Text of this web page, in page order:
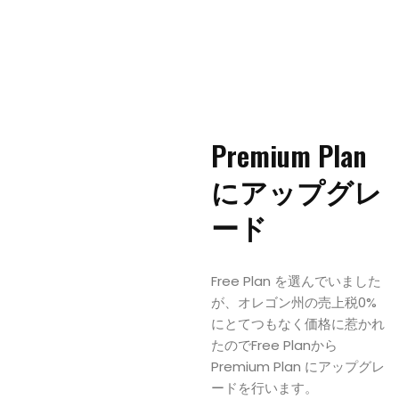
Premium Plan
にアップグレ
ード
Free Plan を選んでいました
が、オレゴン州の売上税0%
にとてつもなく価格に惹かれ
たのでFree Planから
Premium Plan にアップグレ
ードを行います。